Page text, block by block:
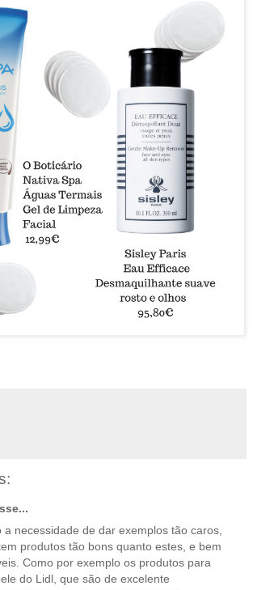
a necessidade de dar exemplos tão caros,
produtos tão bons quanto estes, e bem
Como por exemplo os produtos para
do Lidl, que são de excelente